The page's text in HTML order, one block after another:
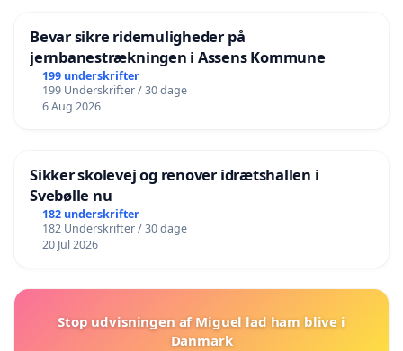
Bevar sikre ridemuligheder på
jernbanestrækningen i Assens Kommune
199 underskrifter
199 Underskrifter / 30 dage
6 Aug 2026
Sikker skolevej og renover idrætshallen i
Svebølle nu
182 underskrifter
182 Underskrifter / 30 dage
20 Jul 2026
Stop udvisningen af Miguel lad ham blive i
Danmark